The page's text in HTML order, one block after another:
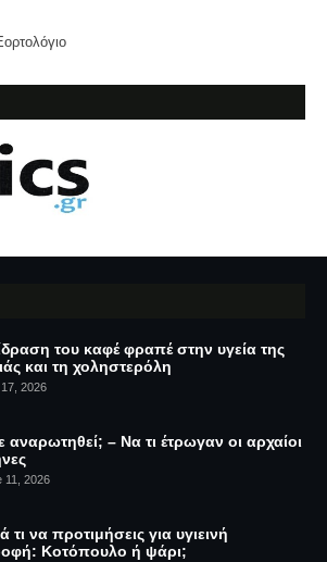
του καφέ φραπέ στην υγεία της
και τη χοληστερόλη
2026
αναρωτηθεί; – Να τι έτρωγαν οι αρχαίοι
11, 2026
τι να προτιμήσεις για υγιεινή
Κοτόπουλο ή ψάρι;